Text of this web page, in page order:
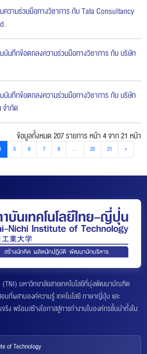
ความร่วมมือทางวิชาการ กับ Tata Consultancy
บันทึกข้อตกลงความร่วมมือทางวิชาการ กับ บริษัท
บันทึกข้อตกลงความร่วมมือทางวิชาการ กับ บริษัท
จำกัด
ข้อมูลทั้งหมด 207 รายการ หน้า 4 จาก 21 หน้า
5 6 7 8 ... 20 21 »
มหาวิทยาลัยสายเทคโนโลยีที่มุ่งพัฒนาบัณฑิต
นที่ผสานองค์ความรู้ เทคโนโลยี ภาษาญี่ปุ่น และ
ง พร้อมสร้างโอกาสสู่การทำงานในองค์กรชั้นนำทั้งใน
of Technology